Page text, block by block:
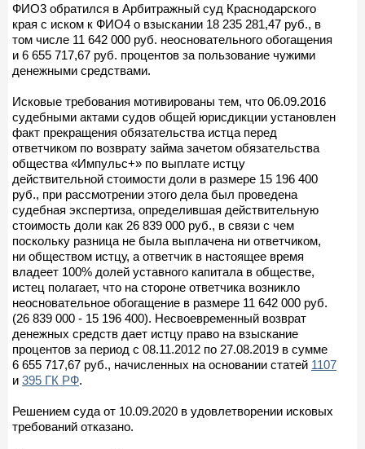
ФИО3 обратился в Арбитражный суд Краснодарского
края с иском к ФИО4 о взыскании 18 235 281,47 руб., в
том числе 11 642 000 руб. неосновательного обогащения
и 6 655 717,67 руб. процентов за пользование чужими
денежными средствами.
Исковые требования мотивированы тем, что 06.09.2016
судебными актами судов общей юрисдикции установлен
факт прекращения обязательства истца перед
ответчиком по возврату займа зачетом обязательства
общества «Импульс+» по выплате истцу
действительной стоимости доли в размере 15 196 400
руб., при рассмотрении этого дела был проведена
судебная экспертиза, определившая действительную
стоимость доли как 26 839 000 руб., в связи с чем
поскольку разница не была выплачена ни ответчиком,
ни обществом истцу, а ответчик в настоящее время
владеет 100% долей уставного капитала в обществе,
истец полагает, что на стороне ответчика возникло
неосновательное обогащение в размере 11 642 000 руб.
(26 839 000 - 15 196 400). Несвоевременный возврат
денежных средств дает истцу право на взыскание
процентов за период с 08.11.2012 по 27.08.2019 в сумме
6 655 717,67 руб., начисленных на основании статей 1107
и 395 ГК РФ.
Решением суда от 10.09.2020 в удовлетворении исковых
требований отказано.